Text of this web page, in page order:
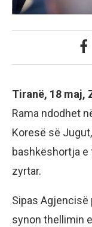
Tiranë, 18 maj,
Rama ndodhet
Koresë së
bashkëshortja e
zyrtar.
Sipas
synon thellimin